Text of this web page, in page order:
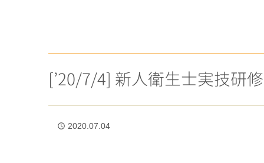
[’20/7/4] 新人衛生士実技研修
access_time 2020.07.04